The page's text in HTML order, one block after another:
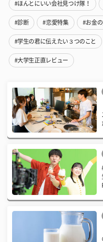
#ほんとにいい会社見つけ隊！
#診断 #恋愛特集 #お金
#学生の君に伝えたい３つのこと
#大学生正直レビュー